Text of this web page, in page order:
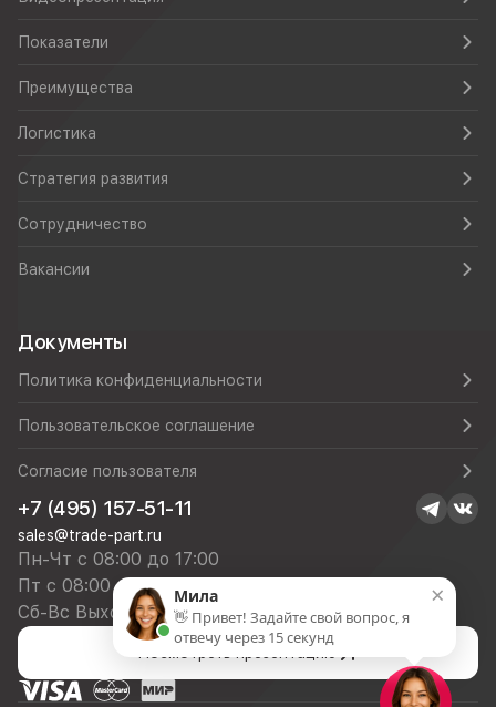
Показатели
Преимущества
Логистика
Стратегия развития
Сотрудничество
Вакансии
Документы
Политика конфиденциальности
Пользовательское соглашение
Согласие пользователя
+7 (495) 157-51-11
sales@trade-part.ru
Пн-Чт с 08:00 до 17:00
Пт с 08:00 до 16:00
Сб-Вс Выходной
×
Мила
👋 Привет! Задайте свой вопрос, я
отвечу через 15 секунд